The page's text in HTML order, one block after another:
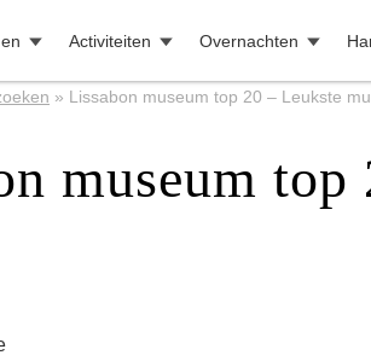
Activiteiten Overnachten
» Lissabon museum top 20 – Leukste
museum top